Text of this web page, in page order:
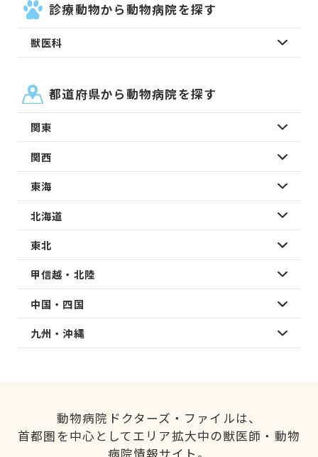
診療動物から動物病院を探す
獣医科
都道府県から動物病院を探す
関東
関西
東海
北海道
東北
甲信越・北陸
中国・四国
九州・沖縄
動物病院ドクターズ・ファイルは、
首都圏を中心としてエリア拡大中の獣医師・動物
病院情報サイト。